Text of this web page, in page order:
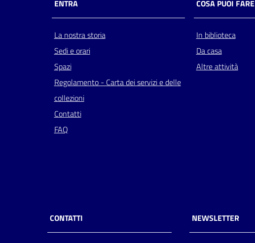
ENTRA
La nostra storia
Sedi e orari
Spazi
Regolamento - Carta dei servizi e delle
collezioni
Contatti
FAQ
COSA PUOI FARE
In biblioteca
Da casa
Altre attività
CONTATTI NEWSLETTER